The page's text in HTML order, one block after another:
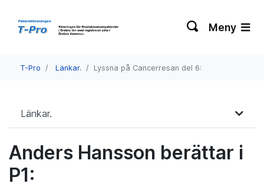
Meny
T-Pro Länkar. Lyssna på Cancerresan del 6:
Länkar.
Anders Hansson berättar i
P1: